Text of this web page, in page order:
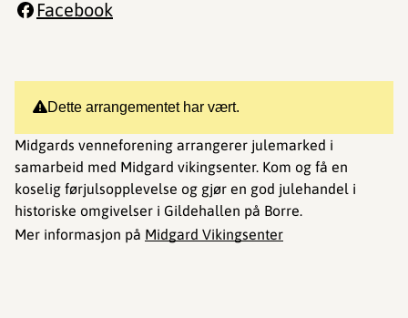
Dette arrangementet har vært.
Midgards venneforening arrangerer julemarked i
samarbeid med Midgard vikingsenter. Kom og få en
koselig førjulsopplevelse og gjør en god julehandel i
historiske omgivelser i Gildehallen på Borre.
Mer informasjon på Midgard Vikingsenter
Facebook